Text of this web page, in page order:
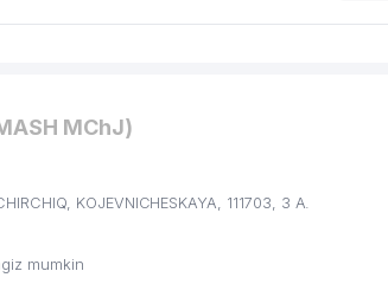
MChJ)
KOJEVNICHESKAYA, 111703, 3 А.
mumkin